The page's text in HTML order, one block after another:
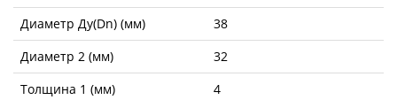
Диаметр Ду(Dn) (мм)
38
Диаметр 2 (мм)
32
Толщина 1 (мм)
4